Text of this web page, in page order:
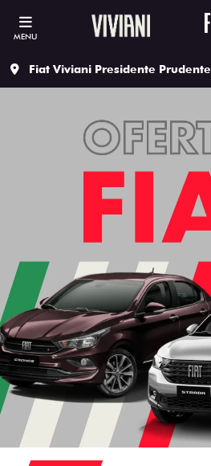
MENU
Fiat Viviani Presidente Prudente